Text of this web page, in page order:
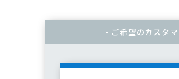
- ご希望のカスタ